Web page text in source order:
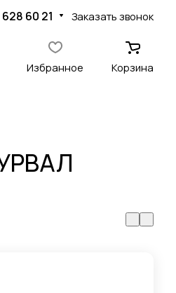
60 21 Заказать звонок
Избранное Корзина